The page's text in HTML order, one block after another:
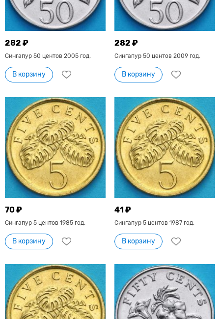
282 ₽
Сингапур 50 центов 2005 год.
В корзину
282 ₽
Сингапур 50 центов 2009 год.
В корзину
70 ₽
Сингапур 5 центов 1985 год.
В корзину
41 ₽
Сингапур 5 центов 1987 год.
В корзину